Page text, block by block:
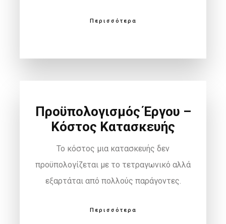
Περισσότερα
Προϋπολογισμός Έργου –
Κόστος Κατασκευής
Το κόστος μια κατασκευής δεν
προϋπολογίζεται με το τετραγωνικό αλλά
εξαρτάται από πολλούς παράγοντες.
Περισσότερα